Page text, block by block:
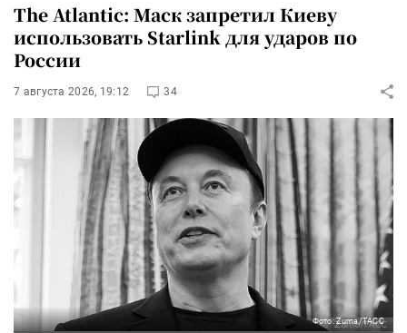
The Atlantic: Маск запретил Киеву
использовать Starlink для ударов по
России
7 августа 2026, 19:12 34
Фото: Zuma/ТАСС